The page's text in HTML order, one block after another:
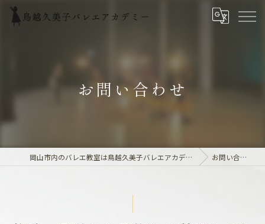
お問い合わせ
岡山市内のバレエ教室は鳥越久美子バレエアカデミー お問い合わせ